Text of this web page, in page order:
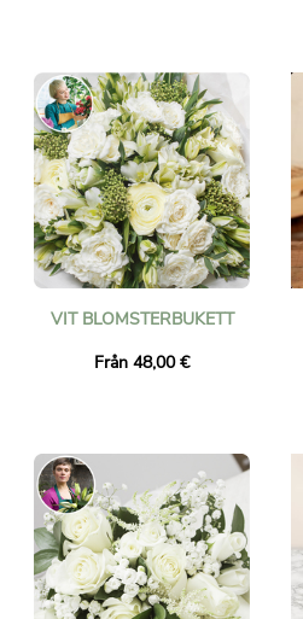
VIT BLOMSTERBUKETT
Från 48,00 €